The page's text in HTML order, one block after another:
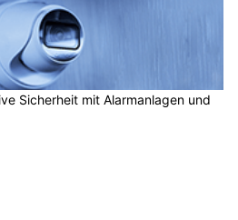
Sicherheit mit Alarmanlagen und